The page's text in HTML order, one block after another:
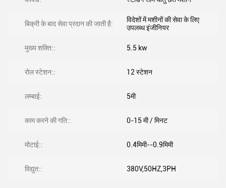
बिक्री के बाद सेवा प्रदान की जाती है:
विदेशों में मशीनों की सेवा के लिए
उपलब्ध इंजीनियर
मुख्य शक्ति:: 5.5 kw
रोल स्टेशन:: 12 स्टेशन
लम्बाई: 5मी
काम करने की गति:: 0-15 मी / मिनट
मोटाई:: 0.4मिमी--0.9मिमी
विद्युत:: 380V,50HZ,3PH